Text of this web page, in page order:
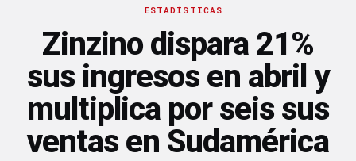
ESTADÍSTICAS
Zinzino dispara 21%
sus ingresos en abril y
multiplica por seis sus
ventas en Sudamérica